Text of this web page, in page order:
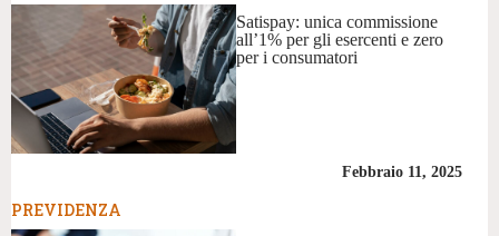
Satispay: unica commissione
all’1% per gli esercenti e zero
per i consumatori
Febbraio 11, 2025
PREVIDENZA